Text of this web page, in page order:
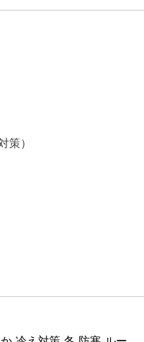
）